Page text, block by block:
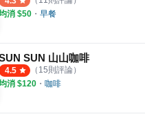
消 $50 ・ 早餐
SUN 山山咖啡
4.5 （ 15則評論）
消 $120 ・ 咖啡